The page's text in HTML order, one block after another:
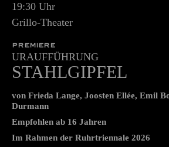
19:30 Uhr
Grillo-Theater
PREMIERE
URAUFFÜHRUNG
STAHLGIPFEL
von Frieda Lange, Joosten Ellée, Emil
Durmann
Empfohlen ab 16 Jahren
Im Rahmen der Ruhrtriennale 2026